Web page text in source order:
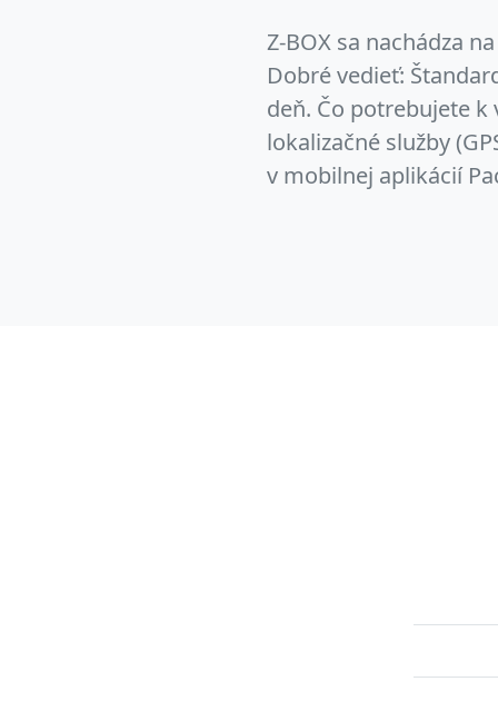
Z-BOX sa nachádza
Dobré vedieť:
deň. Čo potrebujete
lokalizačné služby
v mobilnej aplikácií